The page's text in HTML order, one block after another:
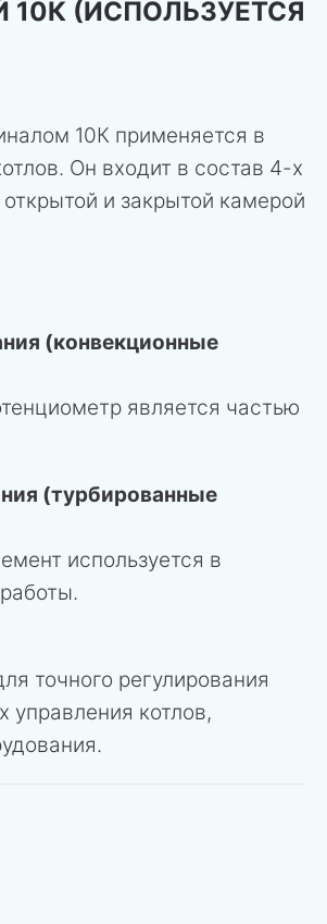
(ИСПОЛЬЗУЕТСЯ
10К применяется в
Он входит в состав 4-х
и закрытой камерой
(конвекционные
является частью
(турбированные
используется в
точного регулирования
управления котлов,